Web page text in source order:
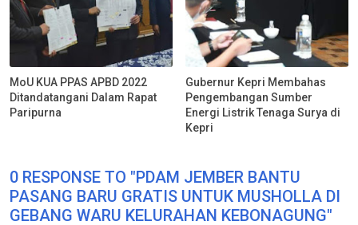
MoU KUA PPAS APBD 2022
Ditandatangani Dalam Rapat
Paripurna
Gubernur Kepri Membahas
Pengembangan Sumber
Energi Listrik Tenaga Surya di
Kepri
0 RESPONSE TO "PDAM JEMBER BANTU
PASANG BARU GRATIS UNTUK MUSHOLLA DI
GEBANG WARU KELURAHAN KEBONAGUNG"